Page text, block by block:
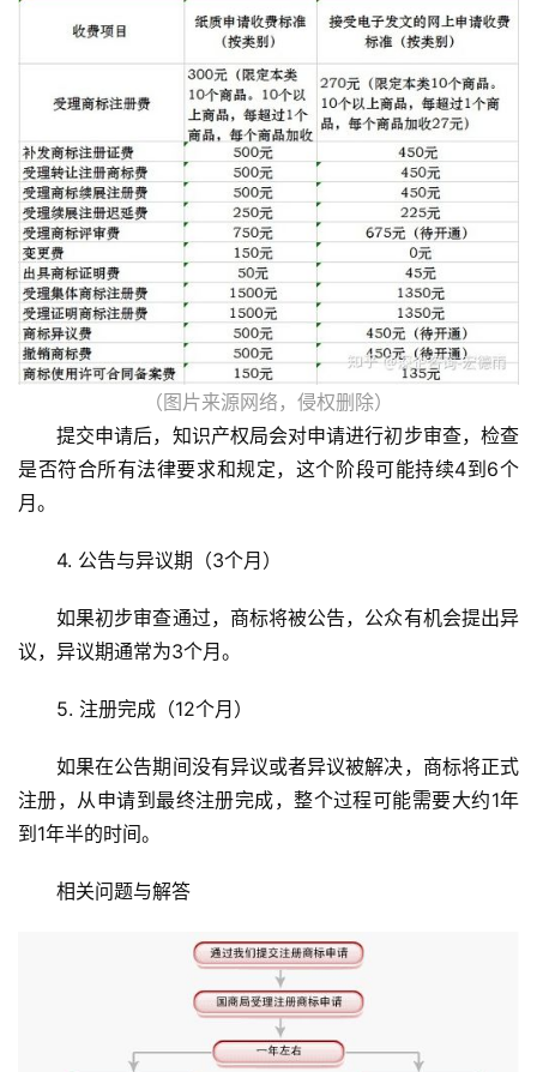
（图片来源网络，侵权删除）
提交申请后，知识产权局会对申请进行初步审查，检查
是否符合所有法律要求和规定，这个阶段可能持续4到6个
月。
4. 公告与异议期（3个月）
如果初步审查通过，商标将被公告，公众有机会提出异
议，异议期通常为3个月。
5. 注册完成（12个月）
如果在公告期间没有异议或者异议被解决，商标将正式
注册，从申请到最终注册完成，整个过程可能需要大约1年
到1年半的时间。
相关问题与解答